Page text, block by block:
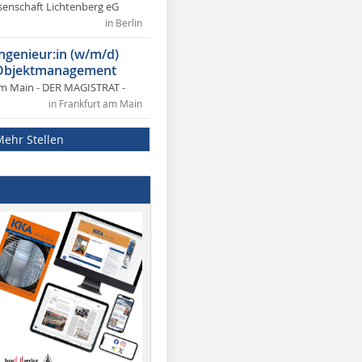
Lichtenberg eG
in Berlin
(w/m/d)
- DER MAGISTRAT -
in Frankfurt am Main
Stellen